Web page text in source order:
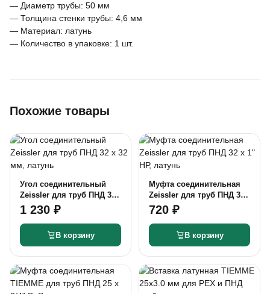
— Диаметр трубы: 50 мм
— Толщина стенки трубы: 4,6 мм
— Материал: латунь
— Количество в упаковке: 1 шт.
Похожие товары
Угол соединительный
Zeissler для труб ПНД 32
х 32 мм, латунь
1 230 ₽
В корзину
Муфта соединительная
Zeissler для труб ПНД 32
x 1" НР, латунь
720 ₽
В корзину